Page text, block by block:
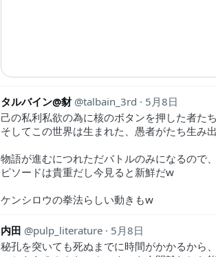
タルバイン@豺 talbain_3rd
5月8日
己の私利私欲の為に核のボタンを押した者たち
そしてこの世界は生まれた、愚者がたち生み
物語が進むにつれただバトルのみになるので
ピソードは貴重だし今見ると新鮮だw
ケンシロウの拳法らしい動きもw
内田 pulp_literature
5月8日
秘孔を突いても死ぬまでに時間がかかるから